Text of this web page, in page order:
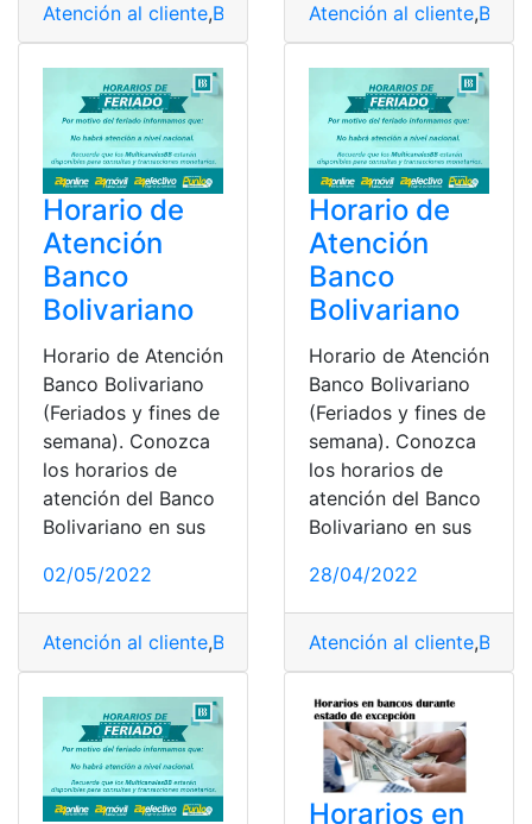
Atención al cliente,Banco Bolivariano,Ecuador,feriados
Atención al cliente,
Horario de
Atención
Banco
Bolivariano
Horario de Atención
Banco Bolivariano
(Feriados y fines de
semana). Conozca
los horarios de
atención del Banco
Bolivariano en sus
02/05/2022
Atención al cliente,Banco Bolivariano,Ecuador,feriados
Horario de
Atención
Banco
Bolivariano
Horario de Atención
Banco Bolivariano
(Feriados y fines de
semana). Conozca
los horarios de
atención del Banco
Bolivariano en sus
28/04/2022
Atención al cliente,
Horarios en